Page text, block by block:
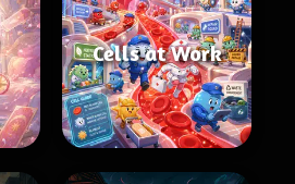
Cells at Work